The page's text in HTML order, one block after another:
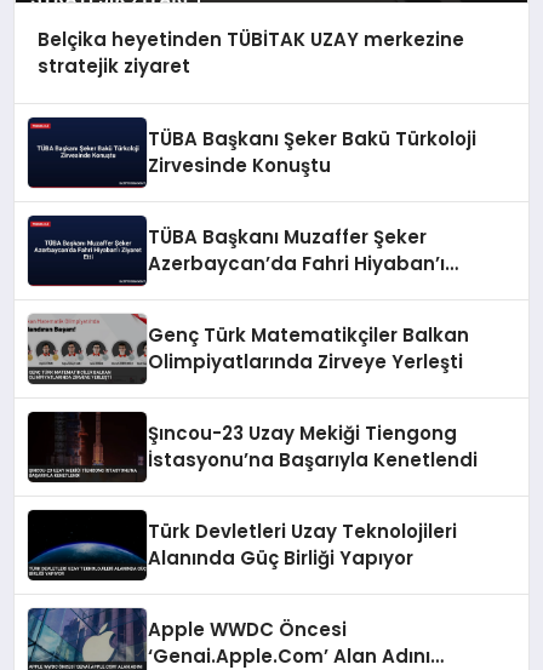
Belçika heyetinden TÜBİTAK UZAY merkezine
stratejik ziyaret
TÜBA Başkanı Şeker Bakü Türkoloji
Zirvesinde Konuştu
TÜBA Başkanı Muzaffer Şeker
Azerbaycan’da Fahri Hiyaban’ı
Genç Türk Matematikçiler Balkan
Olimpiyatlarında Zirveye Yerleşti
Şıncou-23 Uzay Mekiği Tiengong
İstasyonu’na Başarıyla Kenetlendi
Türk Devletleri Uzay Teknolojileri
Alanında Güç Birliği Yapıyor
Apple WWDC Öncesi
‘Genai.Apple.Com’ Alan Adını